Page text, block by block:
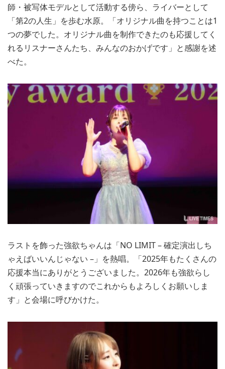
師・被写体モデルとして活動する傍ら、ライバーとして
「第2の人生」を歩む水原。「オリジナル曲を持つことは1
つの夢でした。オリジナル曲を制作できたのも応援してく
れるリスナーさんたち、みんなのおかげです」と感謝を述
べた。
ラストを飾った強欲ちゃんは「NO LIMIT – 確定演出しち
ゃえばいいんじゃない –」を熱唱。「2025年もたくさんの
応援本当にありがとうございました。2026年も強欲らし
く頑張っていきますのでこれからもよろしくお願いしま
す」と会場に呼びかけた。